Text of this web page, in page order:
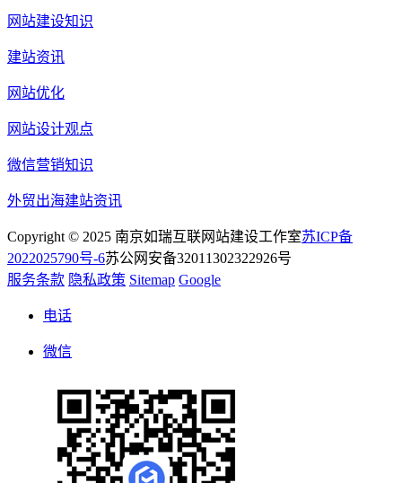
网站建设知识
建站资讯
网站优化
网站设计观点
微信营销知识
外贸出海建站资讯
Copyright © 2025 南京如瑞互联网站建设工作室苏ICP备
2022025790号-6苏公网安备32011302322926号
服务条款 隐私政策 Sitemap Google
电话
微信